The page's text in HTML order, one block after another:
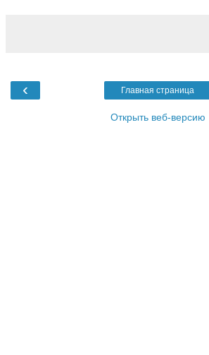
‹ Главная страница
Открыть веб-версию